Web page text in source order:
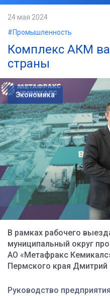
24 мая 2024
#Промышленность
Комплекс АКМ
страны
Экономика
В рамках рабочего
муниципальный округ
АО «Метафракс
Пермского края
Руководство